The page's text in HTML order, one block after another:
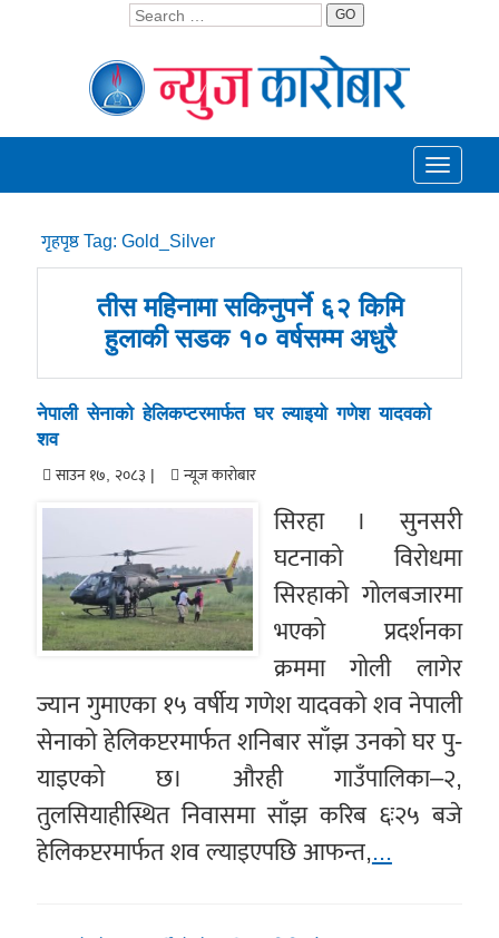
GO
Toggle
गृहपृष्ठ Tag: Gold_Silver
तीस महिनामा सकिनुपर्ने ६२ किमि
हुलाकी सडक १० वर्षसम्म अधुरै
नेपाली सेनाको हेलिकप्टरमार्फत घर ल्याइयो गणेश यादवको
शव
साउन १७, २०८३ | न्यूज काराेबार
सिरहा । सुनसरी
घटनाको विरोधमा
सिरहाको गोलबजारमा
भएको प्रदर्शनका
क्रममा गोली लागेर
ज्यान गुमाएका १५ वर्षीय गणेश यादवको शव नेपाली
सेनाको हेलिकप्टरमार्फत शनिबार साँझ उनको घर पु-
याइएको छ। औरही गाउँपालिका–२,
तुलसियाहीस्थित निवासमा साँझ करिब ६ः२५ बजे
हेलिकप्टरमार्फत शव ल्याइएपछि आफन्त,...